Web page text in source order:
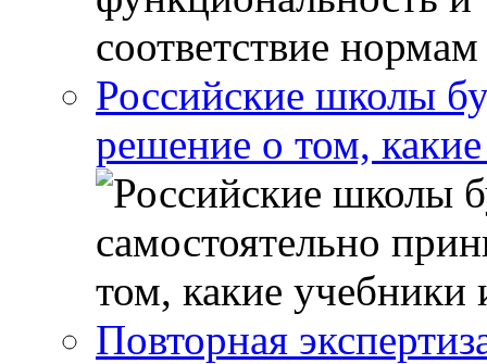
Российские школы
решение о том,
Повторная